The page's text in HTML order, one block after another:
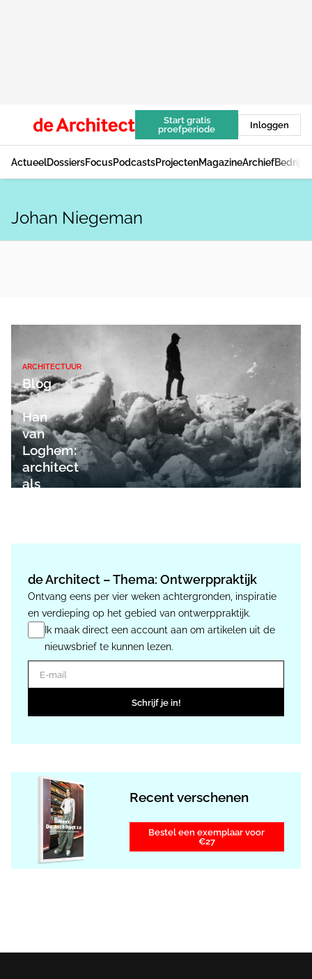
Start gratis
proefperiode
Inloggen
ActueelDossiersFocusPodcastsProjectenMagazineArchief
Johan Niegeman
ARCHITECTUUR
Blog
-
Han
van
Loghem:
architect
als
de Architect – Thema: Ontwerppraktijk
Ontvang eens per vier weken achtergronden, inspiratie
en verdieping op het gebied van ontwerppraktijk.
Ik maak direct een account aan om artikelen uit de
nieuwsbrief te kunnen lezen.
E-mail
Schrijf je in!
Recent verschenen
Bestel een exemplaar voor
€27